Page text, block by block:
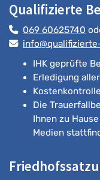
Qualifizierte
069 60625740
IHK geprüfte
Erledigung
Die
Ihnen zu
Medien